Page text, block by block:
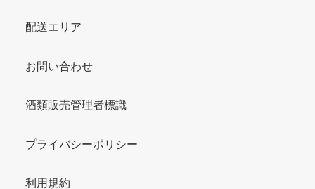
配送エリア
お問い合わせ
酒類販売管理者標識
プライバシーポリシー
利用規約